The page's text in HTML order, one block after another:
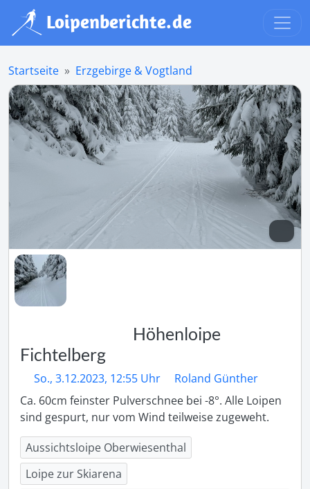
Startseite Erzgebirge & Vogtland
Höhenloipe
Fichtelberg
So., 3.12.2023, 12:55 Uhr
Roland Günther
Ca. 60cm feinster Pulverschnee bei -8°. Alle Loipen
sind gespurt, nur vom Wind teilweise zugeweht.
Aussichtsloipe Oberwiesenthal
Loipe zur Skiarena